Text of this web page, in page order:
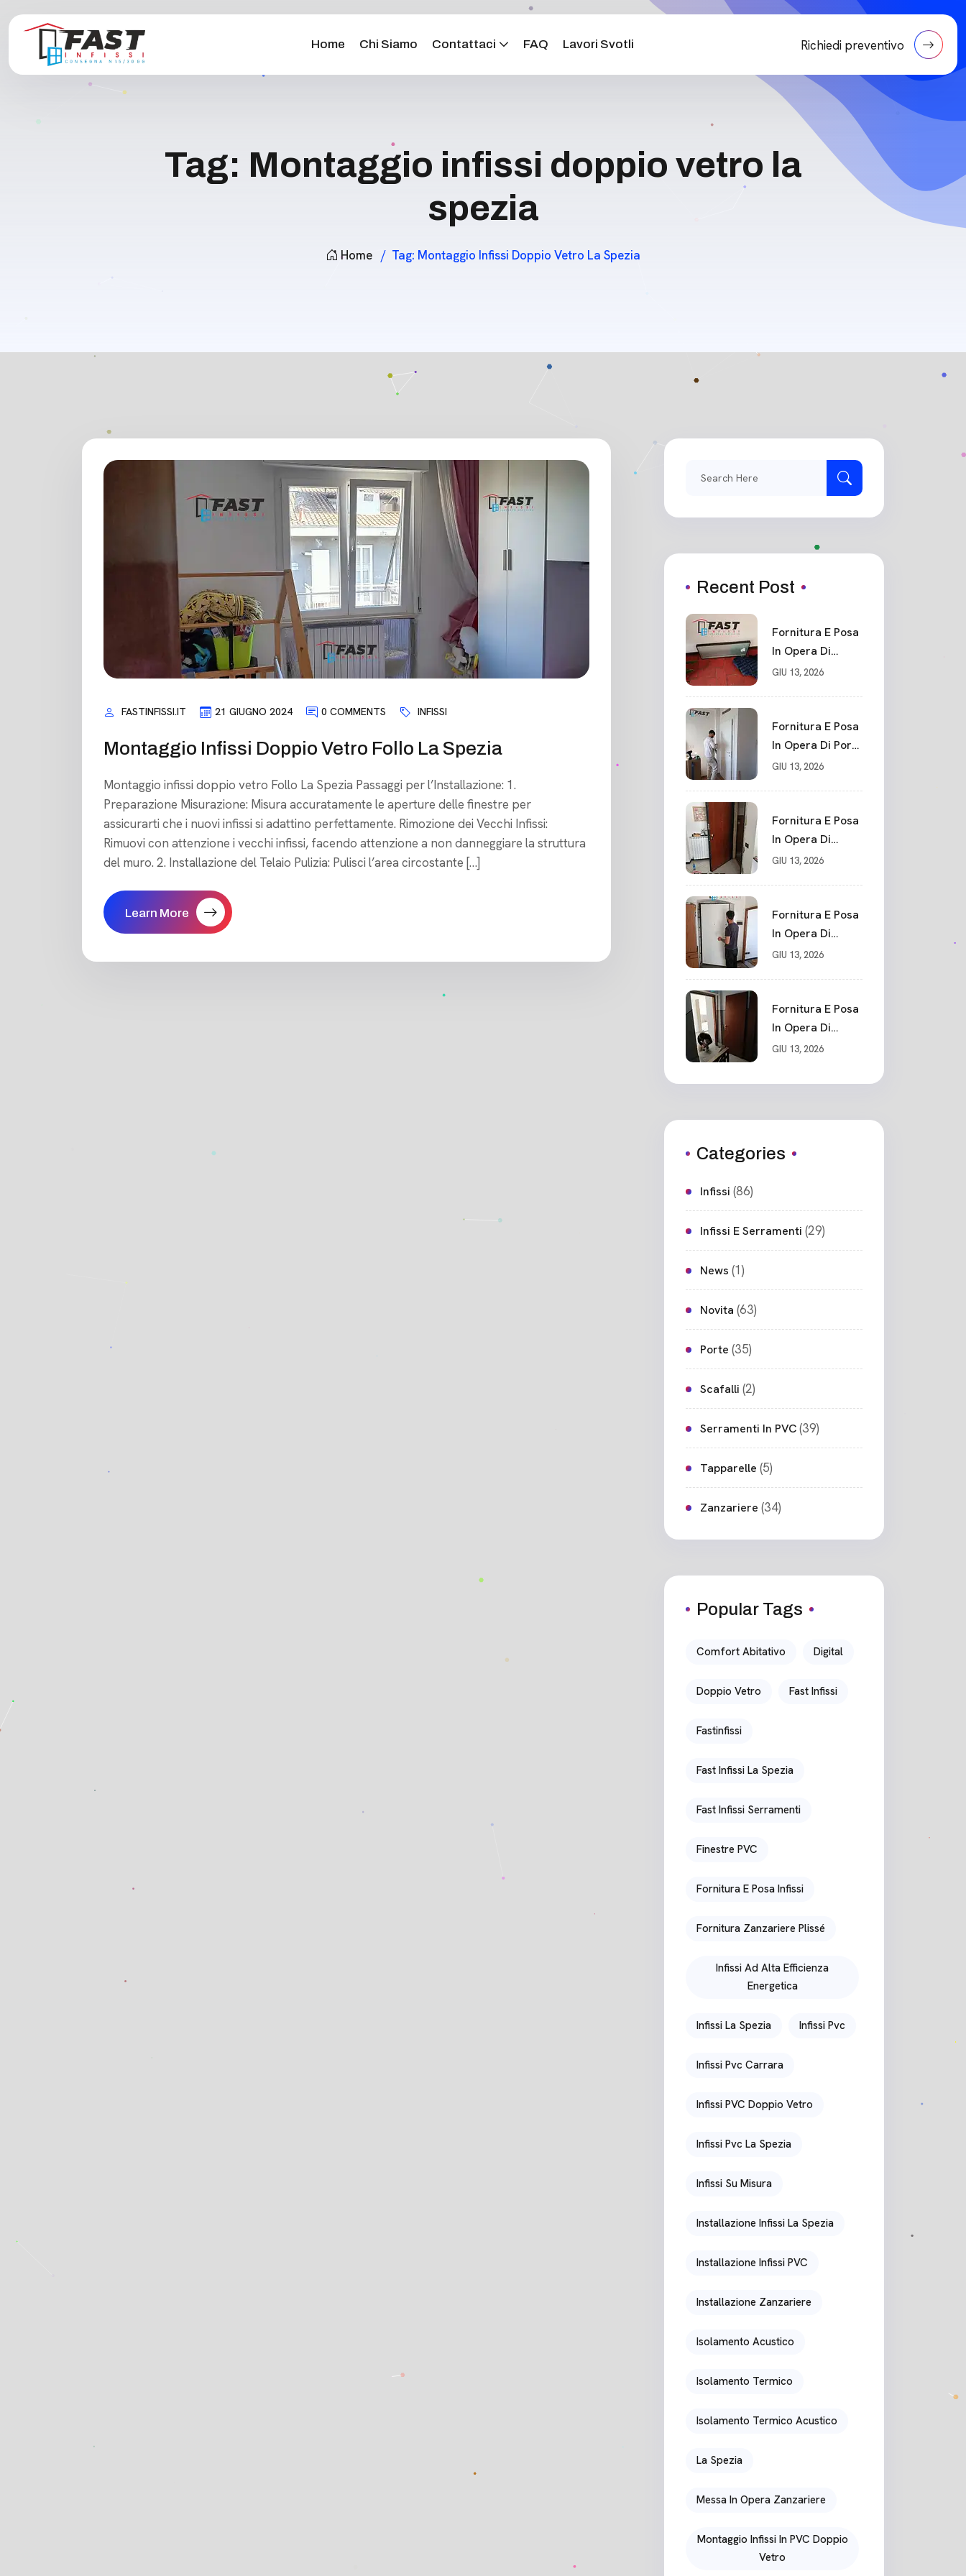
Home Chi Siamo Contattaci FAQ Lavori Svotli Richiedi preventivo
Tag: Montaggio infissi doppio vetro la
spezia
Home Tag: Montaggio Infissi Doppio Vetro La Spezia
FASTINFISSI.IT 21 GIUGNO 2024 0 COMMENTS INFISSI
Montaggio Infissi Doppio Vetro Follo La Spezia
Montaggio infissi doppio vetro Follo La Spezia Passaggi per l’Installazione: 1.
Preparazione Misurazione: Misura accuratamente le aperture delle finestre per
assicurarti che i nuovi infissi si adattino perfettamente. Rimozione dei Vecchi Infissi:
Rimuovi con attenzione i vecchi infissi, facendo attenzione a non danneggiare la struttura
del muro. 2. Installazione del Telaio Pulizia: Pulisci l’area circostante […]
Learn More
Recent Post
Fornitura E Posa
In Opera Di
Portone Blindato
Blindato
Spessore 44 Mm
Serratura
GIU 13, 2026
Fornitura E Posa
In Opera Di Porte
Interne Sarzana
GIU 13, 2026
Fornitura E Posa
In Opera Di
Nuovo Portone
GIU 13, 2026
Fornitura E Posa
In Opera Di
Nuovo Portone
Cadimare
GIU 13, 2026
Fornitura E Posa
In Opera Di
Nuovo Portone
Ceparana
GIU 13, 2026
Categories
Infissi (86)
Infissi E Serramenti (29)
News (1)
Novita (63)
Porte (35)
Scafalli (2)
Serramenti In PVC(39)
Tapparelle (5)
Zanzariere (34)
Popular Tags
Comfort Abitativo Digital
Doppio Vetro Fast Infissi
Fastinfissi
Fast Infissi La Spezia
Fast Infissi Serramenti
Finestre PVC
Fornitura E Posa Infissi
Fornitura Zanzariere Plissé
Infissi Ad Alta Efficienza
Energetica
Infissi La Spezia Infissi Pvc
Infissi Pvc Carrara
Infissi PVC Doppio Vetro
Infissi Pvc La Spezia
Infissi Su Misura
Installazione Infissi La Spezia
Installazione Infissi PVC
Installazione Zanzariere
Isolamento Acustico
Isolamento Termico
Isolamento Termico Acustico
La Spezia
Messa In Opera Zanzariere
Montaggio Infissi In PVC Doppio
Vetro